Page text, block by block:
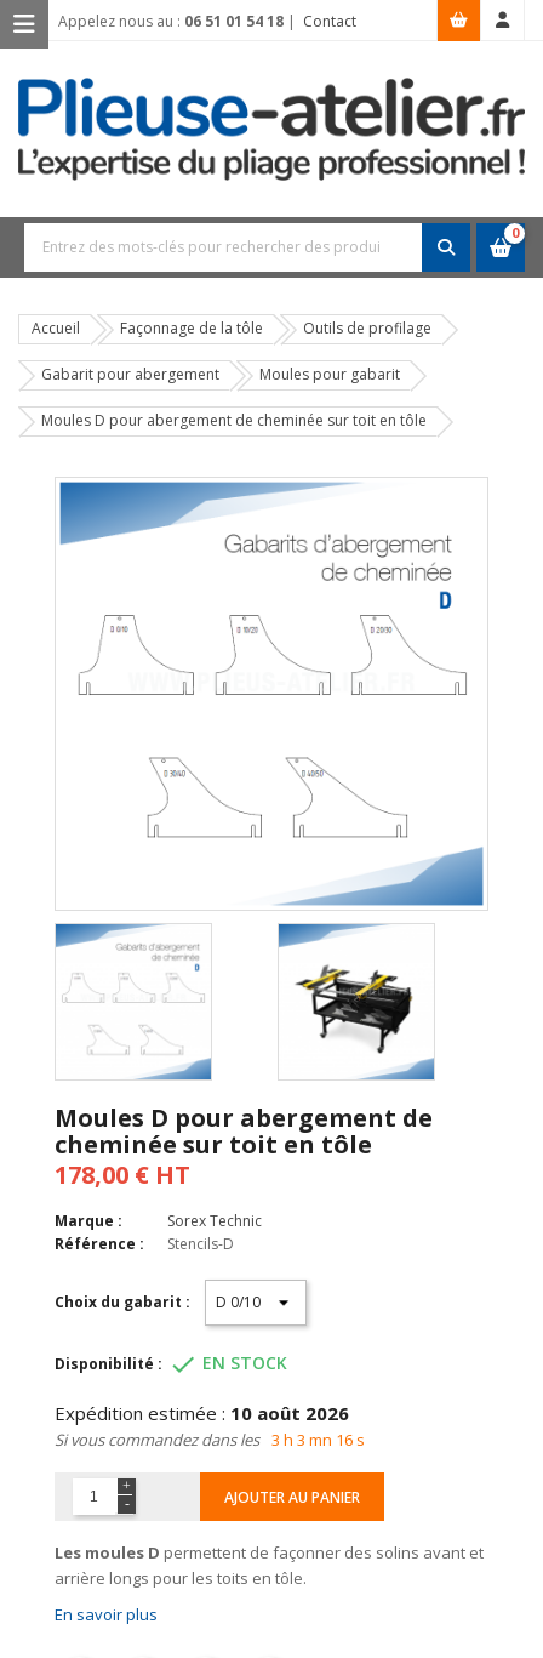
Appelez nous au : 06 51 01 54 18 | Contact
0
Accueil Façonnage de la tôle Outils de profilage
Gabarit pour abergement Moules pour gabarit
Moules D pour abergement de cheminée sur toit en tôle
Moules D pour abergement de
cheminée sur toit en tôle
178,00 € HT
Marque :
Sorex Technic
Référence :
Stencils-D
Choix du gabarit :
Disponibilité :  EN STOCK
Expédition estimée : 10 août 2026
Si vous commandez dans les 3 h 3 mn 16 s
AJOUTER AU PANIER
Les moules D permettent de façonner des solins avant et
arrière longs pour les toits en tôle.
En savoir plus